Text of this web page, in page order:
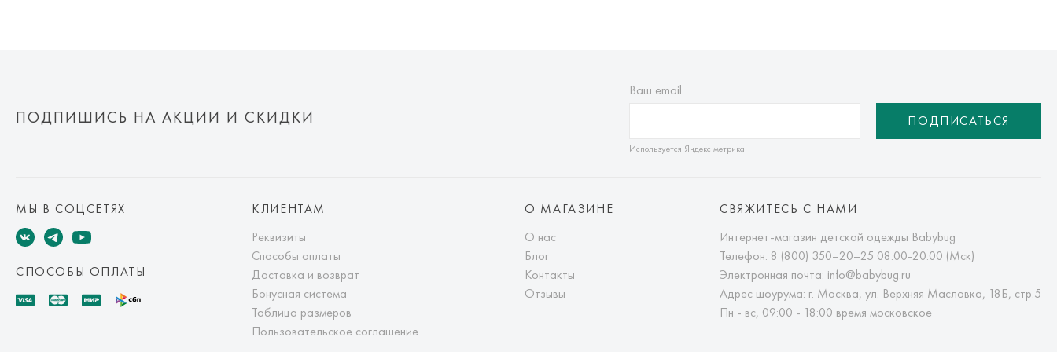
ПОДПИШИСЬ НА АКЦИИ И СКИДКИ
Ваш email
Используется Яндекс метрика
ПОДПИСАТЬСЯ
МЫ В СОЦСЕТЯХ
СПОСОБЫ ОПЛАТЫ
КЛИЕНТАМ
Реквизиты
Способы оплаты
Доставка и возврат
Бонусная система
Таблица размеров
Пользовательское соглашение
О МАГАЗИНЕ
О нас
Блог
Контакты
Отзывы
СВЯЖИТЕСЬ С НАМИ
Интернет-магазин детской одежды Babybug
Телефон: 8 (800) 350–20–25 08:00-20:00 (Мск)
Электронная почта: info@babybug.ru
Адрес шоурума: г. Москва, ул. Верхняя Масловка, 18Б, стр.5
Пн - вс, 09:00 - 18:00 время московское